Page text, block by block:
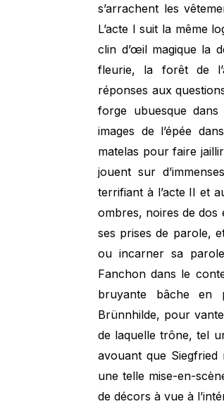
s’arrachent les
L’acte I suit la même
clin d’œil magique la
fleurie, la forêt de
réponses aux
forge ubuesque
images de l’épée
matelas pour faire
jouent sur
terrifiant à l’acte II et
ombres, noires de dos
ses prises de parole,
ou incarner sa
Fanchon dans le
bruyante bâche en
Brünnhilde, pour
de laquelle trône, tel
avouant que
une telle mise-en-
de décors à vue à